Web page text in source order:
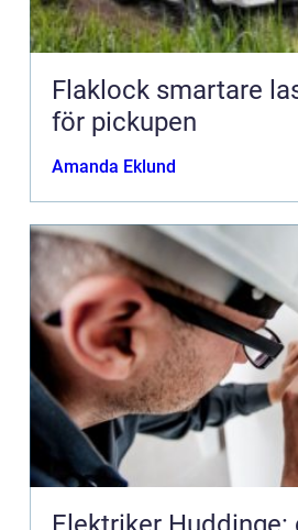
Flaklock smartare lastutrymme
för pickupen
Amanda Eklund